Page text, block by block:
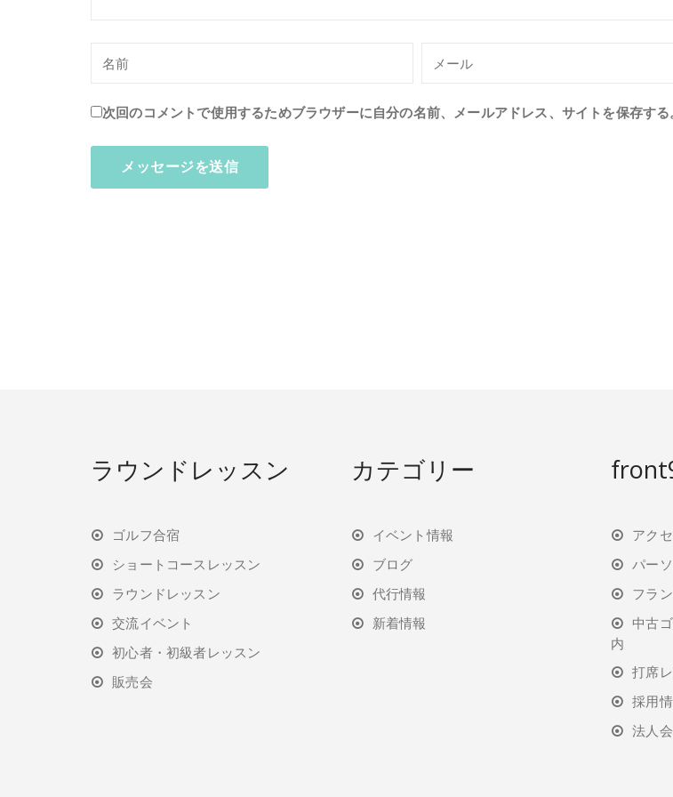
次回のコメントで使用するためブラウザーに自分の名前、メールアドレス、サイトを保存する
ラウンドレッスン
ゴルフ合宿
ショートコースレッスン
ラウンドレッスン
交流イベント
初心者・初級者レッスン
販売会
カテゴリー
イベント情報
ブログ
代行情報
新着情報
アク
パー
フラ
中古
内
打席
採用
法人